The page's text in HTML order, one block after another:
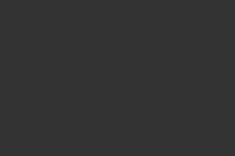
schildet gab es in den
Übernehmen
Worte. Ich nehme an,